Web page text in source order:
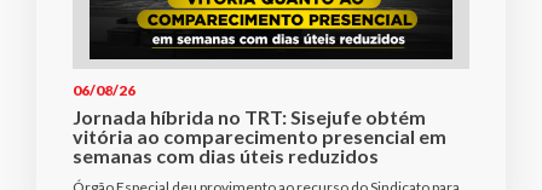
06/08/26
Jornada híbrida no TRT: Sisejufe obtém
vitória ao comparecimento presencial em
semanas com dias úteis reduzidos